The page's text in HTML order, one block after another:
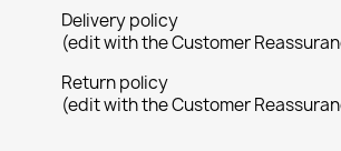
Delivery policy
(edit with the Customer
Return policy
(edit with the Customer